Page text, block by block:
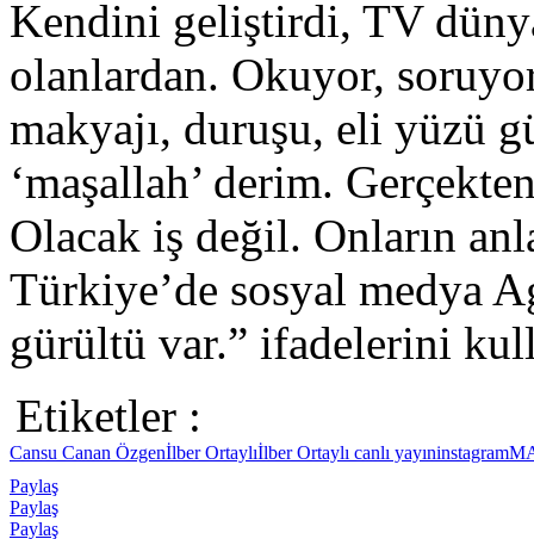
Kendini geliştirdi, TV
olanlardan. Okuyor,
makyajı, duruşu, eli yüzü
‘maşallah’ derim.
Olacak iş değil. Onların
Türkiye’de sosyal medya
gürültü var.” ifadelerini
Etiketler :
Cansu Canan Özgenİlber Ortaylıİlber Ortaylı canlı yayıninstagram
Paylaş
Paylaş
Paylaş